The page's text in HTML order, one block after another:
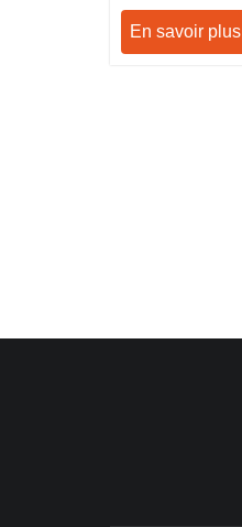
En savoir plus